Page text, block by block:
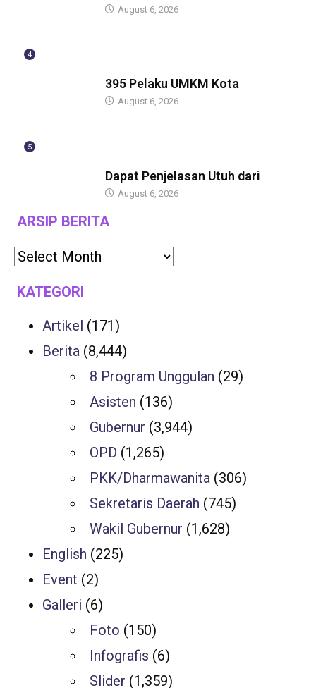
August 6, 2026
4
395 Pelaku UMKM Kota
August 6, 2026
5
Dapat Penjelasan Utuh dari
August 6, 2026
ARSIP BERITA
KATEGORI
Artikel (171)
Berita (8,444)
8 Program Unggulan (29)
Asisten (136)
Gubernur (3,944)
OPD (1,265)
PKK/Dharmawanita (306)
Sekretaris Daerah (745)
Wakil Gubernur (1,628)
English (225)
Event (2)
Galleri (6)
Foto (150)
Infografis (6)
Slider (1,359)